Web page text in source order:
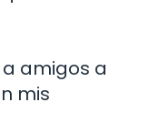
amigos a
mis